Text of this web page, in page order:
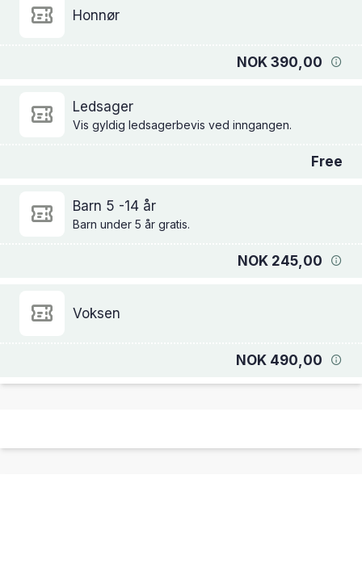
Honnør
NOK 390,00
Ledsager
Vis gyldig ledsagerbevis ved inngangen.
Free
Barn 5 -14 år
Barn under 5 år gratis.
NOK 245,00
Voksen
NOK 490,00